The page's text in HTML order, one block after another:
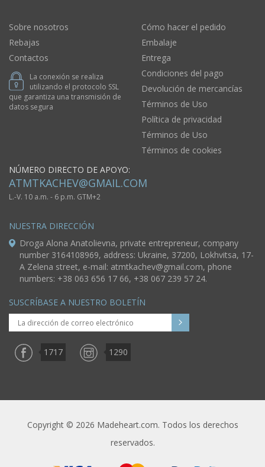
Sobre nosotros
Rebajas
Contactos
La conexión se realiza
utilizando el protocolo SSL
que garantiza una transmisión de
datos segura
Cómo hacer el pedido
Embalaje
Entrega
Condiciones del pago
Devolución de mercancías
Términos de Uso
Política de privacidad
Términos de Uso
Términos de cookies
NÚMERO DIRECTO DE APOYO:
ATMTKACHEV@GMAIL.COM
L.-V. 10 a.m. - 6 p.m. GTM+2
NUESTRA DIRECCIÓN
Droga Alona Anatolievna, private entrepreneur, company
number 3164108969, address: Ukraine, 37200, Lokhvitsa, 17-
A Zelena street, e-mail: atmtkachev@gmail.com, phone
numbers: +38 063 656 17 66, +38 067 239 57 24.
SUSCRÍBASE A NUESTRO BOLETÍN
1717 1290
Copyright © 2026 Madeheart.com. Todos los derechos
reservados.